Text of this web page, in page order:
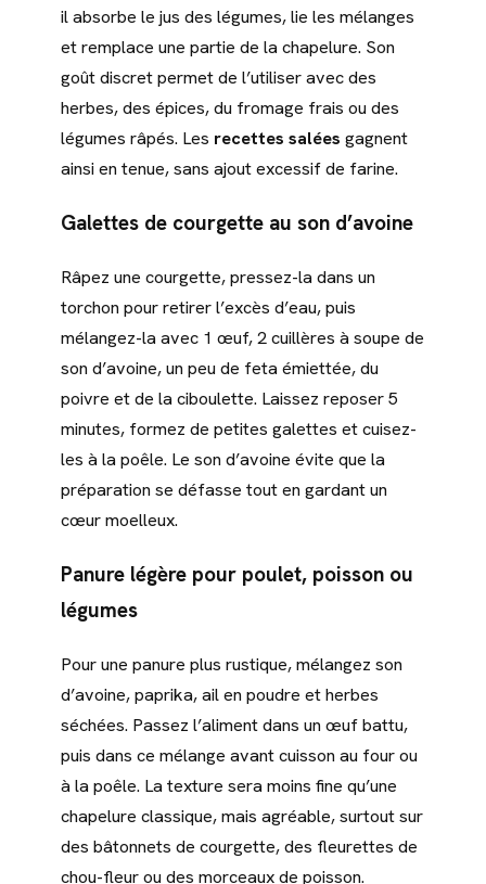
il absorbe le jus des légumes, lie les mélanges
et remplace une partie de la chapelure. Son
goût discret permet de l’utiliser avec des
herbes, des épices, du fromage frais ou des
légumes râpés. Les recettes salées gagnent
ainsi en tenue, sans ajout excessif de farine.
Galettes de courgette au son d’avoine
Râpez une courgette, pressez-la dans un
torchon pour retirer l’excès d’eau, puis
mélangez-la avec 1 œuf, 2 cuillères à soupe de
son d’avoine, un peu de feta émiettée, du
poivre et de la ciboulette. Laissez reposer 5
minutes, formez de petites galettes et cuisez-
les à la poêle. Le son d’avoine évite que la
préparation se défasse tout en gardant un
cœur moelleux.
Panure légère pour poulet, poisson ou
légumes
Pour une panure plus rustique, mélangez son
d’avoine, paprika, ail en poudre et herbes
séchées. Passez l’aliment dans un œuf battu,
puis dans ce mélange avant cuisson au four ou
à la poêle. La texture sera moins fine qu’une
chapelure classique, mais agréable, surtout sur
des bâtonnets de courgette, des fleurettes de
chou-fleur ou des morceaux de poisson.